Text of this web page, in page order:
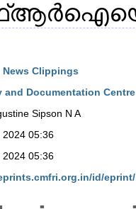
News Clippings
and Documentation Centre
Sipson N A
2024 05:36
2024 05:36
id/eprint/